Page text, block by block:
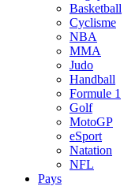
Basketball
Cyclisme
NBA
MMA
Judo
Handball
Formule 1
Golf
MotoGP
eSport
Natation
NFL
Pays